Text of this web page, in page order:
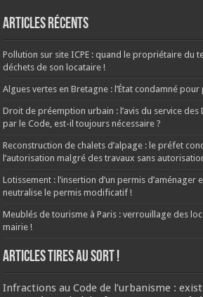
Articles récents
Pollution sur site ICPE : quand le propriétaire du
déchets de son locataire !
Algues vertes en Bretagne : l’État condamné
Droit de préemption urbain : l’avis du service des
par le Code, est-il toujours nécessaire ?
Reconstruction de chalets d’alpage : le préfet
l’autorisation malgré des travaux sans
Lotissement : l’insertion d’un permis d’aménager
neutralise le permis modificatif !
Meublés de tourisme à Paris : verrouillage des
mairie !
ARTICLES TIRES AU SORT !
Infractions au Code de l’urbanisme :